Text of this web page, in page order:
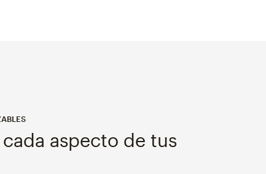
cada aspecto de tus